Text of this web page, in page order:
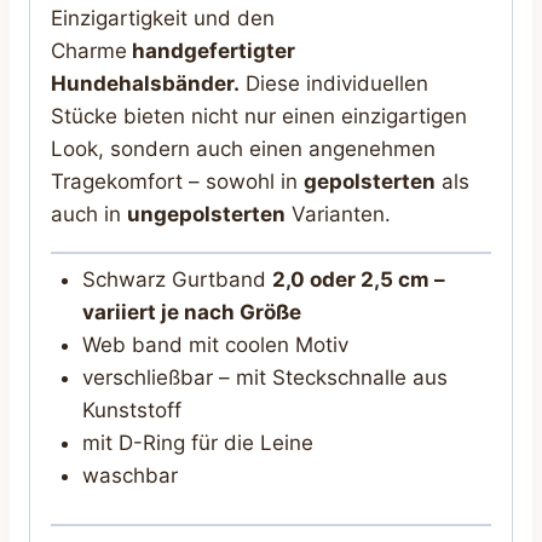
Einzigartigkeit und den
Charme handgefertigter
Hundehalsbänder. Diese individuellen
Stücke bieten nicht nur einen einzigartigen
Look, sondern auch einen angenehmen
Tragekomfort – sowohl in gepolsterten als
auch in ungepolsterten Varianten.
Schwarz Gurtband 2,0 oder 2,5 cm –
variiert je nach Größe
Web band mit coolen Motiv
verschließbar – mit Steckschnalle aus
Kunststoff
mit D-Ring für die Leine
waschbar